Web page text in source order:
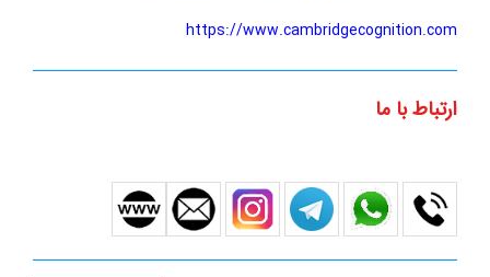
https://www.cambridgecognition.com
ارتباط با ما